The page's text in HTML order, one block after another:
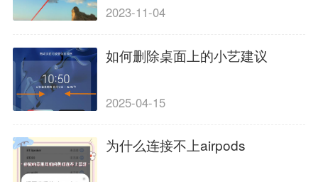
2023-11-04
如何删除桌面上的小艺建议
2025-04-15
为什么连接不上airpods